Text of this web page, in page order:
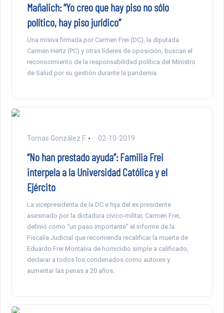
Mañalich: “Yo creo que hay piso no sólo
político, hay piso jurídico”
Una misiva firmada por Carmen Frei (DC), la diputada
Carmen Hertz (PC) y otras líderes de oposición, buscan el
reconocimiento de la responsabilidad política del Ministro
de Salud por su gestión durante la pandemia.
Tomas González F. 02-10-2019
“No han prestado ayuda”: Familia Frei
interpela a la Universidad Católica y el
Ejército
La vicepresidenta de la DC e hija del ex presidente
asesinado por la dictadura cívico-militar, Carmen Frei,
definió como “un paso importante” el informe de la
Fiscalía Judicial que recomienda recalificar la muerte de
Eduardo Frei Montalva de homicidio simple a calificado,
declarar a todos los condenados como autores y
aumentar las penas a 20 años.